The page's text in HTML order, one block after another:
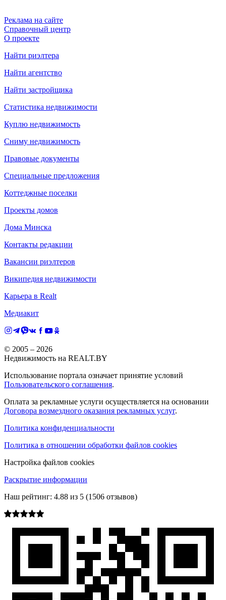
Реклама на сайте
Справочный центр
О проекте
Найти риэлтера
Найти агентство
Найти застройщика
Статистика недвижимости
Куплю недвижимость
Сниму недвижимость
Правовые документы
Специальные предложения
Коттеджные поселки
Проекты домов
Дома Минска
Контакты редакции
Вакансии риэлтеров
Википедия недвижимости
Карьера в Realt
Медиакит
© 2005 – 2026
Недвижимость на REALT.BY
Использование портала означает принятие условий
Пользовательского соглашения.
Оплата за рекламные услуги осуществляется на основании
Договора возмездного оказания рекламных услуг.
Политика конфиденциальности
Политика в отношении обработки файлов cookies
Настройка файлов cookies
Раскрытие информации
Наш рейтинг: 4.88 из 5 (1506 отзывов)